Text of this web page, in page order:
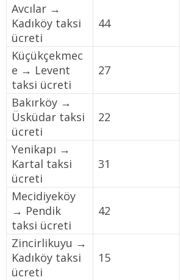
Avcılar →
Kadıköy taksi
ücreti
44
Küçükçekmec
e → Levent
taksi ücreti
27
Bakırköy →
Üsküdar taksi
ücreti
22
Yenikapı →
Kartal taksi
ücreti
31
Mecidiyeköy
→ Pendik
taksi ücreti
42
Zincirlikuyu →
Kadıköy taksi
ücreti
15